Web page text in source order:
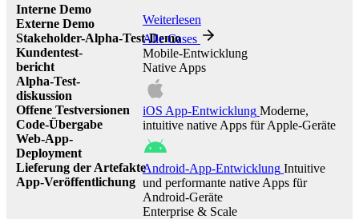
Interne Demo
Externe Demo
Stakeholder-Alpha-Test-Demo
Kundentest-
bericht
Alpha-Test-
diskussion
Offene Testversionen
Code-Übergabe
Web-App-
Deployment
Lieferung der Artefakte
App-Veröffentlichung
Weiterlesen
Alle Cases
Mobile-Entwicklung
Native Apps
iOS App-Entwicklung Moderne,
intuitive native Apps für Apple-Geräte
Android-App-Entwicklung Intuitive
und performante native Apps für
Android-Geräte
Enterprise & Scale